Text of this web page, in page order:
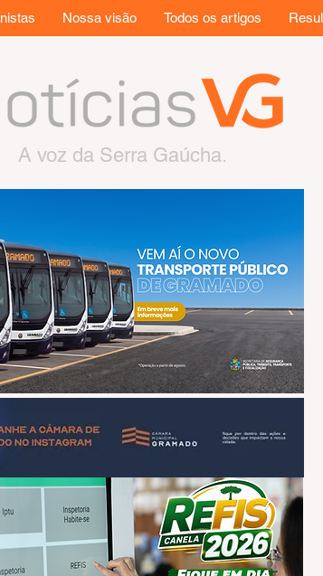
Nossa visão Todos os artigos
A voz da Serra Gaúcha.